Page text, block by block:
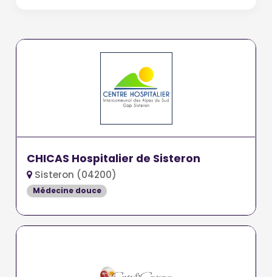
CHICAS Hospitalier de Sisteron
Sisteron (04200)
Médecine douce